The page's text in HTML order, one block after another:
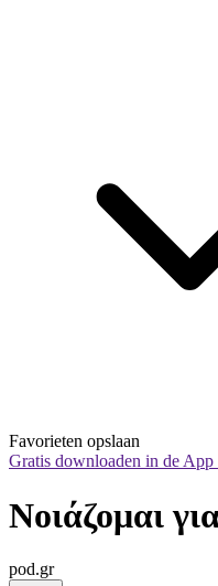
Favorieten opslaan
Gratis downloaden in de App
Νοιάζομαι
pod.gr